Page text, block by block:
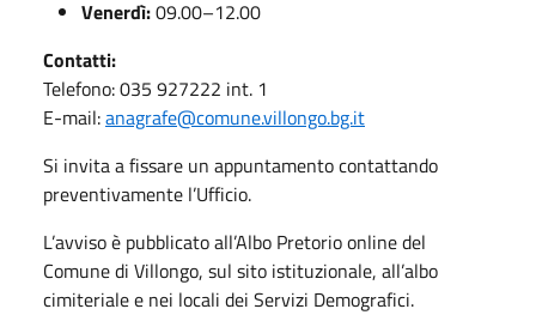
Venerdì:09.00–12.00
Contatti:
Telefono: 035 927222 int. 1
E-mail:anagrafe@comune.villongo.bg.it
Si invita a fissare un appuntamento contattando
preventivamente l’Ufficio.
L’avviso è pubblicato all’Albo Pretorio online del
Comune di Villongo, sul sito istituzionale, all’albo
cimiteriale e nei locali dei Servizi Demografici.